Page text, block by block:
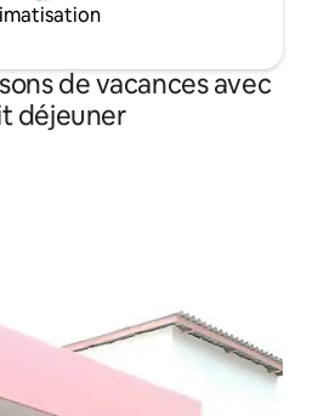
de vacances avec
déjeuner